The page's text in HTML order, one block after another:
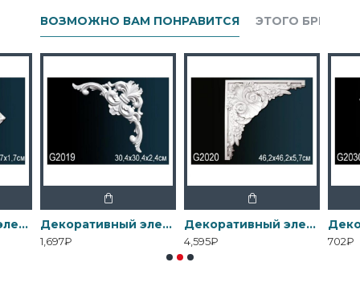
ВОЗМОЖНО ВАМ ПОНРАВИТСЯ ЭТОГО БРЕНДА
Декоративный элемент G2012 Перфект Декоративный элемент G2019 Перфект
1,697₽
Декоративный элемент G2020 Перфект
4,595₽ 702₽